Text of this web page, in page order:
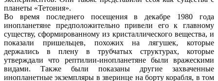
планеты «Тетония».
Во время последнего посещения в декабре 1980 года
инопланетяне предположительно привели его к главному
существу, сформированному из кристаллического вещества, и
показали пришельцев, похожих на лягушек, которые
держались в плену в трубчатых структурах, которые
утверждали что рептилии-инопланетяне были вражескими
видами. Также были показаны другие захваченные
инопланетные экземпляры в зверинце на борту корабля, в том